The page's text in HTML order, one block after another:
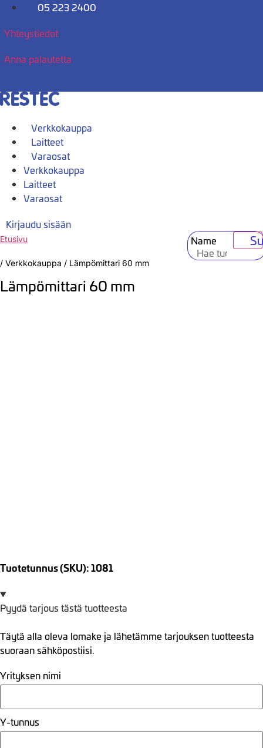
Mene
05 223 2400
Yhteystiedot
Anna palautetta
Verkkokauppa
Laitteet
Varaosat
Verkkokauppa
Laitteet
Varaosat
Kirjaudu sisään
Name
Etusivu
/ Verkkokauppa / Lämpömittari 60 mm
Lämpömittari 60 mm
Tuotetunnus (SKU): 1081
Pyydä tarjous tästä tuotteesta
Täytä alla oleva lomake ja lähetämme tarjouksen tuotteesta
suoraan sähköpostiisi.
Yrityksen nimi
Y-tunnus